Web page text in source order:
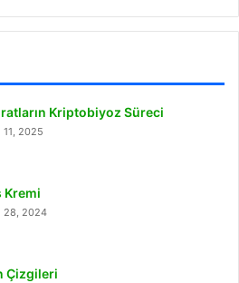
Kriptobiyoz Süreci
11, 2025
Kremi
28, 2024
Çizgileri